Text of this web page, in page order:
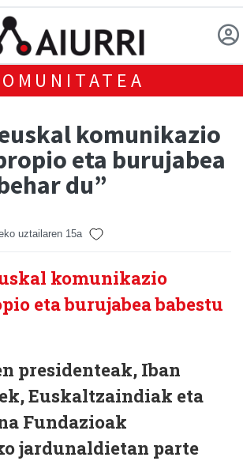
komunikazio
eta burujabea
du”
uztailaren 15a
presidenteak, Iban
Euskaltzaindiak eta
Fundazioak
jardunaldietan parte